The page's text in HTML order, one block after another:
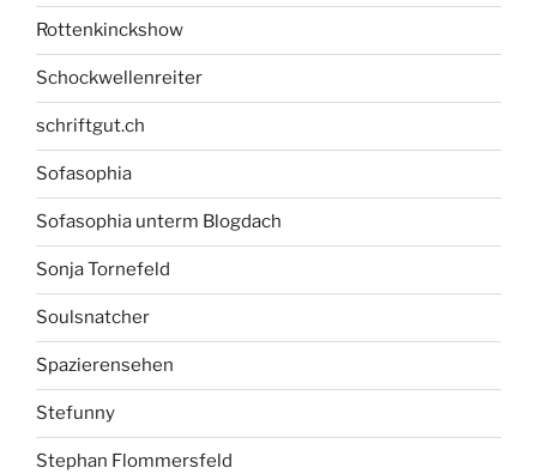
Rottenkinckshow
Schockwellenreiter
schriftgut.ch
Sofasophia
Sofasophia unterm Blogdach
Sonja Tornefeld
Soulsnatcher
Spazierensehen
Stefunny
Stephan Flommersfeld